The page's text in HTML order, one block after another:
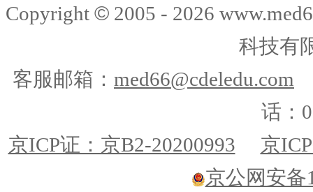
Copyright © 2005 - 2026
科技有
客服邮箱： med66@cdeledu.com
话：
京ICP证：京B2-20200993
京
京公网安备